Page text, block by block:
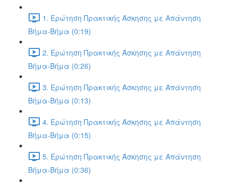
1. Ερώτηση Πρακτικής Άσκησης με Απάντηση
Βήμα-Βήμα (0:19)
2. Ερώτηση Πρακτικής Άσκησης με Απάντηση
Βήμα-Βήμα (0:26)
3. Ερώτηση Πρακτικής Άσκησης με Απάντηση
Βήμα-Βήμα (0:13)
4. Ερώτηση Πρακτικής Άσκησης με Απάντηση
Βήμα-Βήμα (0:15)
5. Ερώτηση Πρακτικής Άσκησης με Απάντηση
Βήμα-Βήμα (0:36)